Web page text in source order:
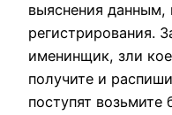
выяснения данным,
регистрирования.
именинщик, зли
получите и
поступят возьмите